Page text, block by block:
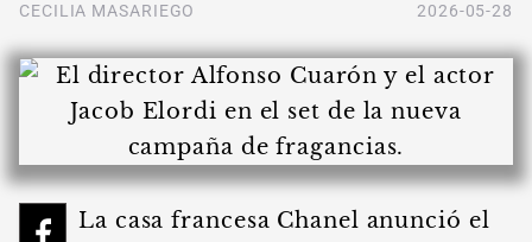
CECILIA MASARIEGO 2026-05-28
La casa francesa Chanel anunció el